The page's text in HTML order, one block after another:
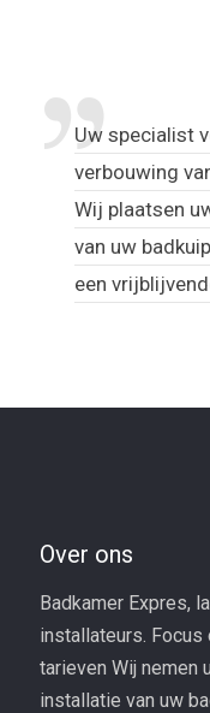
Uw specialist
verbouwing
Wij plaatsen
van uw
een
Over ons
Badkamer Expres,
installateurs.
tarieven Wij nemen
installatie van uw